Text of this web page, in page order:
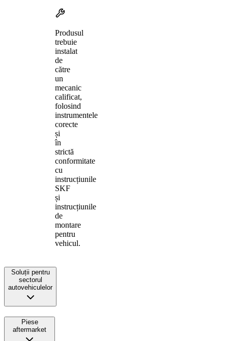
Produsul
trebuie
instalat
de
către
un
mecanic
calificat,
folosind
instrumentele
corecte
și
în
strictă
conformitate
cu
instrucțiunile
SKF
și
instrucțiunile
de
montare
pentru
vehicul.
Soluții pentru
sectorul
autovehiculelor
Piese
aftermarket